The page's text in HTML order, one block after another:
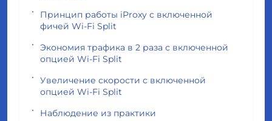
Принцип работы iProxy с включенной
фичей Wi-Fi Split
Экономия трафика в 2 раза с включенной
опцией Wi-Fi Split
Увеличение скорости с включенной
опцией Wi-Fi Split
Наблюдение из практики